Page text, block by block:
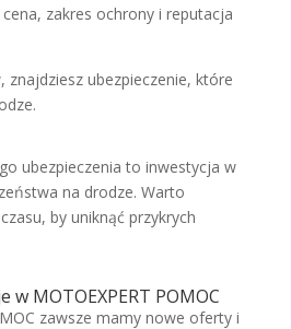
cena, zakres ochrony i reputacja
znajdziesz ubezpieczenie, które
ubezpieczenia to inwestycja w
na drodze. Warto
by uniknąć przykrych
w MOTOEXPERT POMOC
zawsze mamy nowe oferty i